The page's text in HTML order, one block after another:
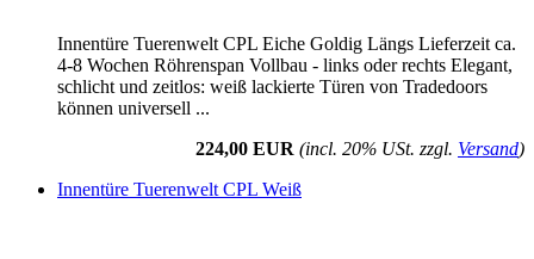
Innentüre Tuerenwelt CPL Eiche Goldig Längs Lieferzeit ca.
4-8 Wochen Röhrenspan Vollbau - links oder rechts Elegant,
schlicht und zeitlos: weiß lackierte Türen von Tradedoors
können universell ...
224,00 EUR (incl. 20% USt. zzgl. Versand)
Innentüre Tuerenwelt CPL Weiß